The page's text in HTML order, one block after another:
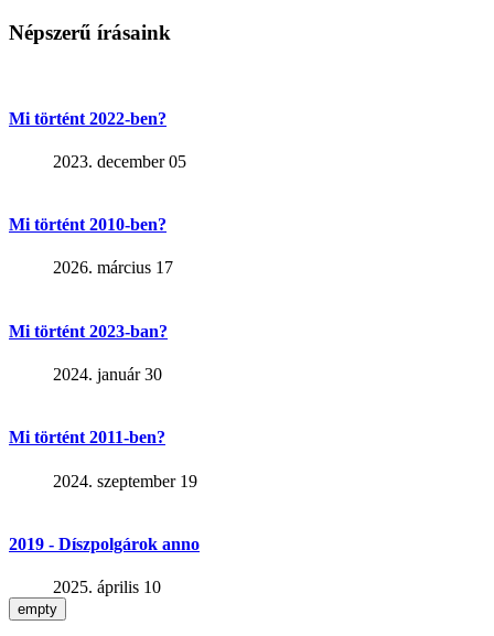
Népszerű írásaink
Mi történt 2022-ben?
2023. december 05
Mi történt 2010-ben?
2026. március 17
Mi történt 2023-ban?
2024. január 30
Mi történt 2011-ben?
2024. szeptember 19
2019 - Díszpolgárok anno
2025. április 10
empty